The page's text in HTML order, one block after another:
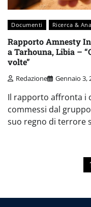
Documenti Ricerca &
Rapporto Amnesty
a Tarhouna, Libia –
volte”
Redazione Gennaio 3,
Il rapporto affronta i
commessi dal
suo regno di terrore
articoli